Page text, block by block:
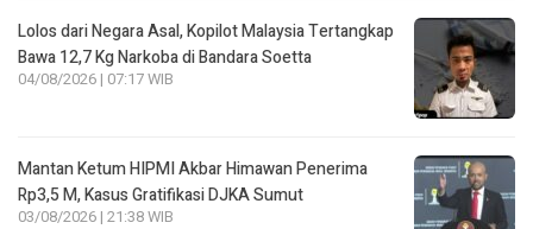
Lolos dari Negara Asal, Kopilot Malaysia Tertangkap
Bawa 12,7 Kg Narkoba di Bandara Soetta
04/08/2026 | 07:17 WIB
Mantan Ketum HIPMI Akbar Himawan Penerima
Rp3,5 M, Kasus Gratifikasi DJKA Sumut
03/08/2026 | 21:38 WIB